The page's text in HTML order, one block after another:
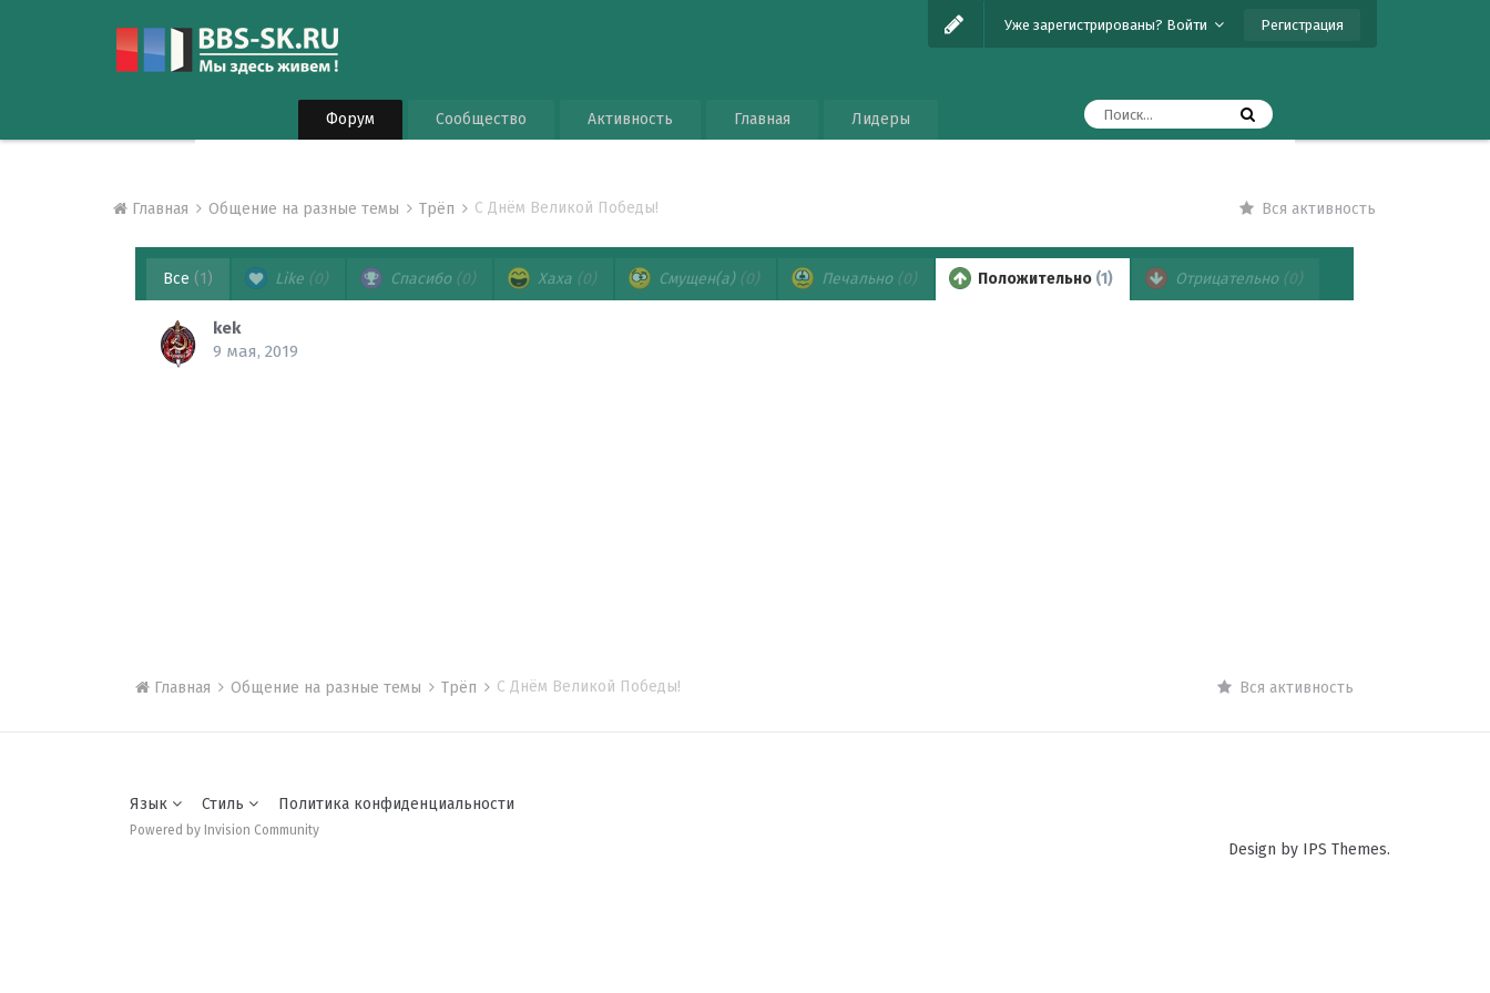
Уже зарегистрированы? Войти Регистрация
Форум Сообщество Активность Главная Лидеры
Вся активность
Главная Общение на разные темы Трёп С Днём Великой Победы!
Все (1) Like (0) Спасибо (0) Хаха (0) Смущен(а) (0) Печально (0) Положительно (1) Отрицательно (0)
kek
9 мая, 2019
Вся активность
Главная Общение на разные темы Трёп С Днём Великой Победы!
Язык Стиль Политика конфиденциальности
Powered by Invision Community
Design by IPS Themes.